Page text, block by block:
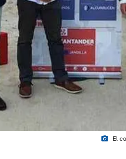
photo_camera El